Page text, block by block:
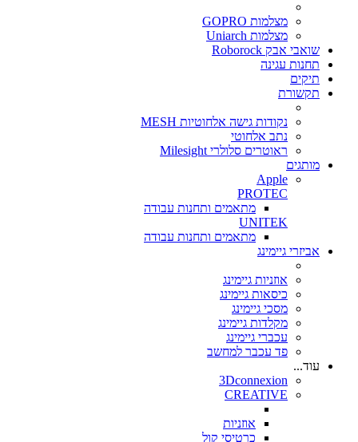
מצלמות GOPRO
מצלמות Uniarch
שואבי אבק Roborock
תחנות עגינה
תיקים
תקשורת
נקודות גישה אלחוטיות MESH
נתב אלחוטי
ראוטרים סלולרי Milesight
מותגים
Apple
PROTEC
מתאמים ותחנות עבודה
UNITEK
מתאמים ותחנות עבודה
אביזרי גיימינג
אוזניות גיימינג
כיסאות גיימינג
מסכי גיימינג
מקלדות גיימינג
עכברי גיימינג
פד עכבר למחשב
עוד...
3Dconnexion
CREATIVE
אוזניות
כרטיסי קול